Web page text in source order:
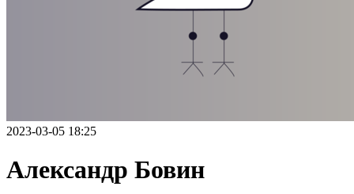
2023-03-05 18:25
Александр Бовин